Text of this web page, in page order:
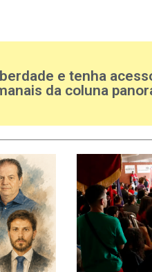
e tenha
da coluna